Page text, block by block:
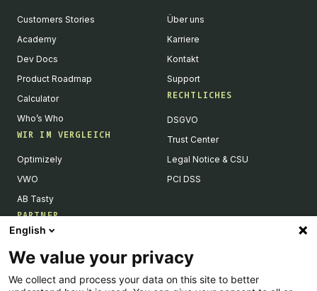
Customers Stories
Academy
Dev Docs
Product Roadmap
Calculator
Who’s Who
WIR IM VERGLEICH
Optimizely
VWO
AB Tasty
PARTNER
Become a Partner
Integrations Directory
Über uns
Karriere
Kontakt
Support
RECHTLICHES
DSGVO
Trust Center
Legal Notice & CSU
PCI DSS
English
We value your privacy
We collect and process your data on this site to better